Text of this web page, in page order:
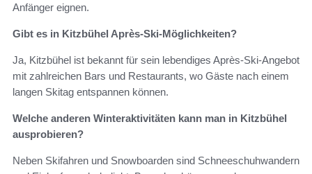
Anfänger eignen.
Gibt es in Kitzbühel Après-Ski-Möglichkeiten?
Ja, Kitzbühel ist bekannt für sein lebendiges Après-Ski-Angebot
mit zahlreichen Bars und Restaurants, wo Gäste nach einem
langen Skitag entspannen können.
Welche anderen Winteraktivitäten kann man in Kitzbühel
ausprobieren?
Neben Skifahren und Snowboarden sind Schneeschuhwandern